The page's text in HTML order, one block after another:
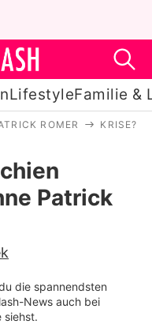
LifestyleFamilie &
ROMER KRISE?
Patrick
die spannendsten
News auch bei
siehst.